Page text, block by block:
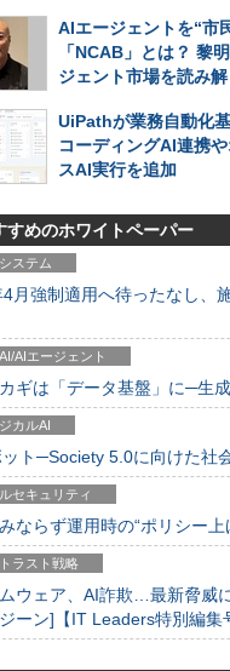
AIエージェントを“市
「NCAB」とは？ 黎
ジェント市場を読み解
UiPathが業務自動化基
コーディングAI連携
スAI実行を追加
すめのホワイトペーパー
ステム
月強制適用へ待ったなし、
AIエージェント
ギは「データ基盤」に─生
カルAI
ト─Society 5.0に向けた社
セキュリティ
ならず運用時の“ポリシー
ラスト戦略
ウェア、AI詐欺…最新脅威
ーン]【IT Leaders特別編集